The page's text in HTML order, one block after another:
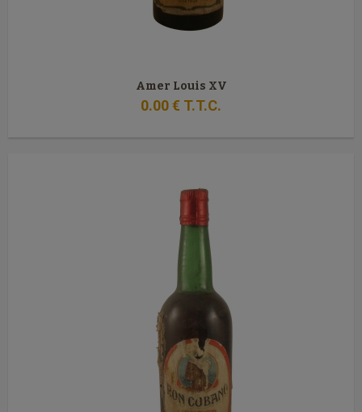
Amer Louis XV
0.00€ T.T.C.